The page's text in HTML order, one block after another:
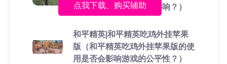
的游戏体验有哪些具体影响？）
和平精英|和平精英吃鸡外挂苹果
版（和平精英吃鸡外挂苹果版的使
用是否会影响游戏的公平性？）
点我下载、购买辅助